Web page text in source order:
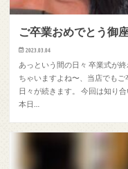
ご卒業おめでとう御
2023.03.04
あっという間の日々 卒業式が
ちゃいますよね〜、当店でも
日々が続きます。 今回は知り
本日…